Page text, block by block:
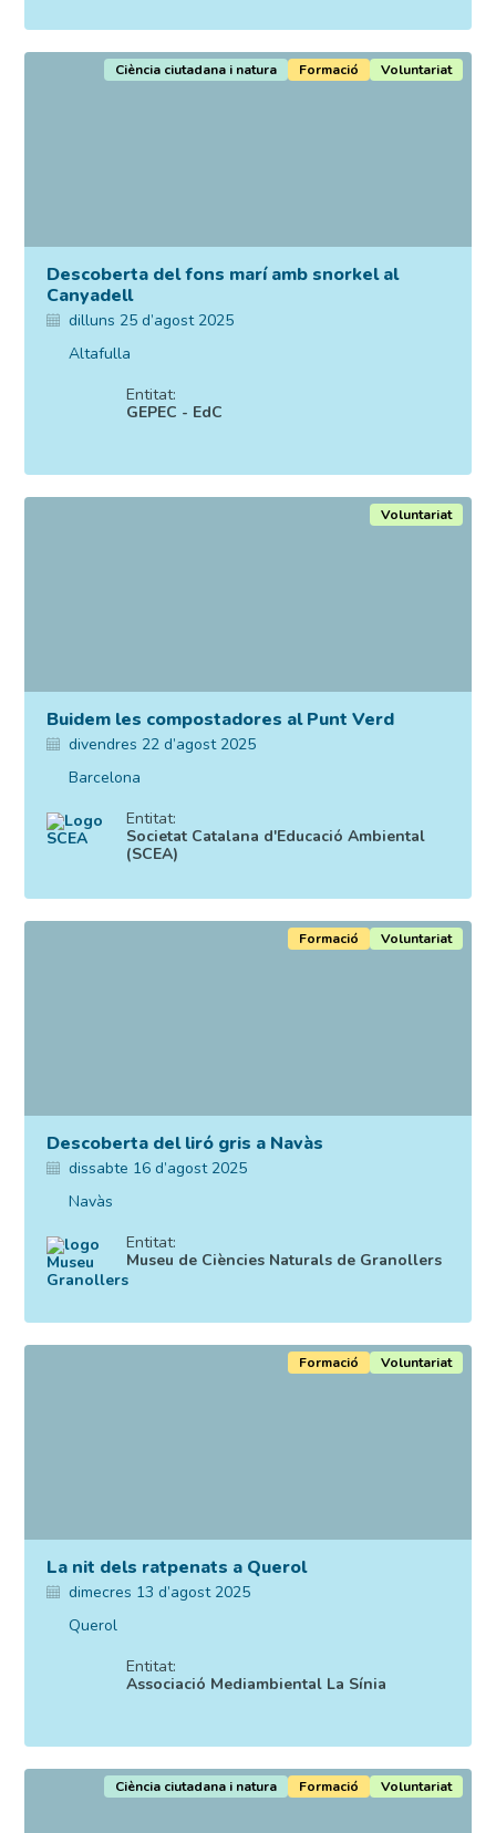
Descoberta del fons marí amb snorkel al
Canyadell
dilluns 25 d’agost 2025
Altafulla
Ciència ciutadana i natura Formació Voluntariat
Entitat:
GEPEC - EdC
Buidem les compostadores al Punt Verd
divendres 22 d’agost 2025
Barcelona
Voluntariat
Entitat:
Societat Catalana d'Educació Ambiental
(SCEA)
Descoberta del liró gris a Navàs
dissabte 16 d’agost 2025
Navàs
Formació Voluntariat
Entitat:
Museu de Ciències Naturals de Granollers
La nit dels ratpenats a Querol
dimecres 13 d’agost 2025
Querol
Formació Voluntariat
Entitat:
Associació Mediambiental La Sínia
Ciència ciutadana i natura Formació Voluntariat